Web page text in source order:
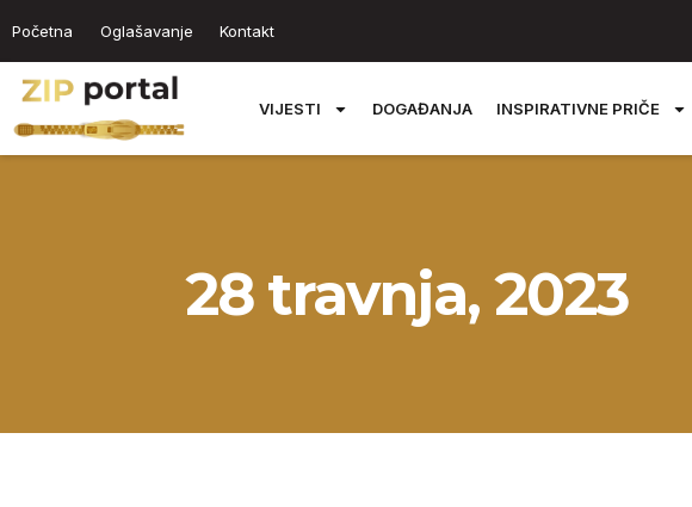
Početna Oglašavanje Kontakt
VIJESTI DOGAĐANJA INSPIRATIVNE PRIČE
28 travnja, 2023